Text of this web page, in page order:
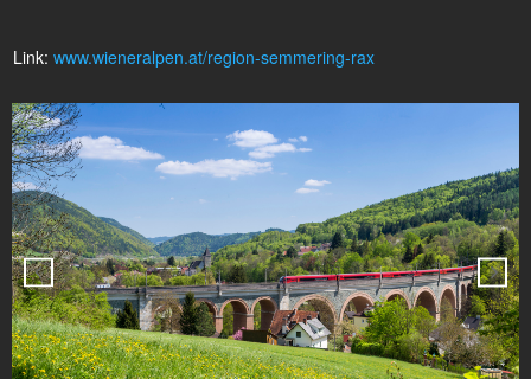
Link: www.wieneralpen.at/region-semmering-rax